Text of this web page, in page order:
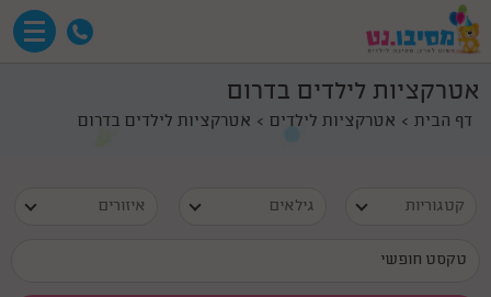
אטרקציות לילדים בדרום
דף הבית אטרקציות לילדים אטרקציות לילדים בדרום
קטגוריות גילאים איזורים